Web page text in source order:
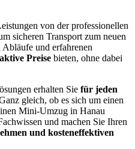
von der professionellen
sicheren Transport zum neuen
und erfahrenen
Preise bieten, ohne dabei
erhalten Sie für jeden
gleich, ob es sich um einen
Mini-Umzug in Hanau
und machen Sie Ihren
und kosteneffektiven